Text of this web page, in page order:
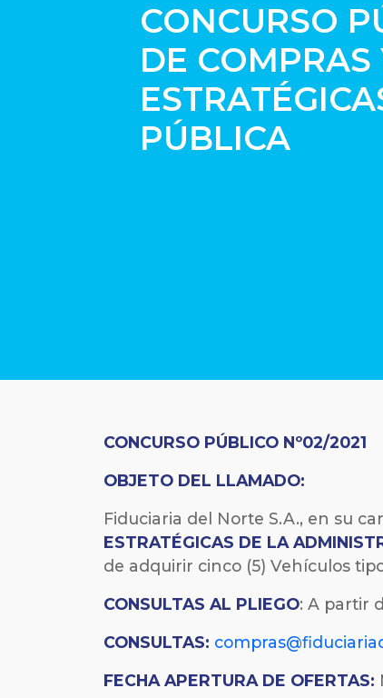
CONCURSO
DE
PÚBLICA
CONCURSO PÚBLICO Nº02/2021
OBJETO DEL LLAMADO:
Fiduciaria del Norte S.A., en su
ESTRATÉGICAS DE LA
de adquirir cinco (5) Vehículos
CONSULTAS AL PLIEGO: A partir
CONSULTAS:
FECHA APERTURA DE OFERTAS: